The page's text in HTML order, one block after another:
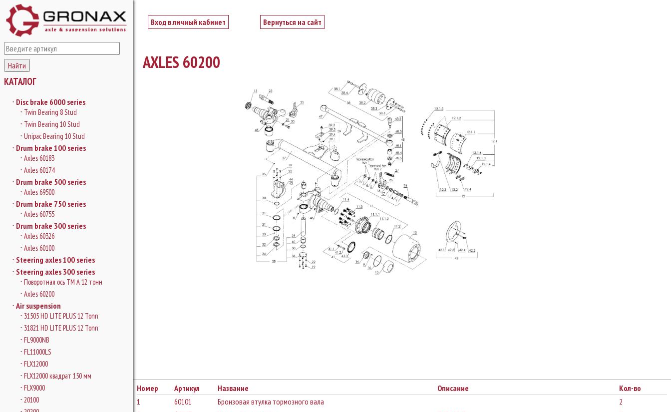
Перейти к основному содержанию
КАТАЛОГ
Disc brake 6000 series
Twin Bearing 8 Stud
Twin Bearing 10 Stud
Unipac Bearing 10 Stud
Drum brake 100 series
Axles 60183
Axles 60174
Drum brake 500 series
Axles 69500
Drum brake 750 series
Axles 60755
Drum brake 300 series
Axles 60326
Axles 60100
Steering axles 100 series
Steering axles 300 series
Поворотная ось ТМ A 12 тонн
Axles 60200
Air suspension
31505 HD LITE PLUS 12 Tonn
31821 HD LITE PLUS 12 Tonn
FL9000NB
FL11000LS
FLX12000
FLX12000 квадрат 150 мм
FLX9000
20100
Вход в личный кабинет Вернуться на сайт
AXLES 60200
Номер Артикул Название Описание
Кол-во
1
60101 Бронзовая втулка тормозного вала
2